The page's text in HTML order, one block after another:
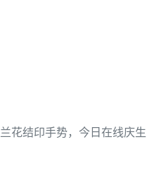
花结印手势，今日在线庆生